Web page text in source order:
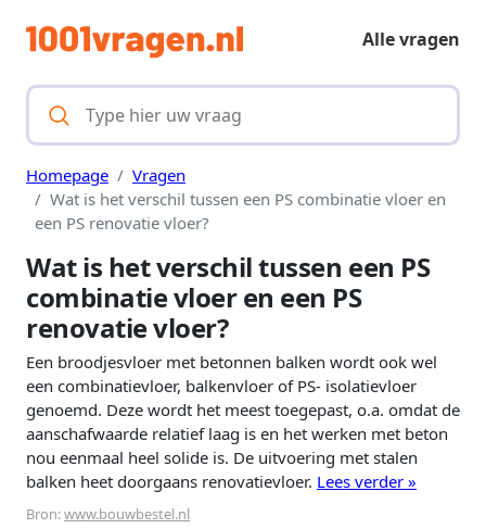
Alle vragen
Homepage
Vragen
Wat is het verschil tussen een PS combinatie vloer en
een PS renovatie vloer?
Wat is het verschil tussen een PS
combinatie vloer en een PS
renovatie vloer?
Een broodjesvloer met betonnen balken wordt ook wel
een combinatievloer, balkenvloer of PS- isolatievloer
genoemd. Deze wordt het meest toegepast, o.a. omdat de
aanschafwaarde relatief laag is en het werken met beton
nou eenmaal heel solide is. De uitvoering met stalen
balken heet doorgaans renovatievloer. Lees verder »
Bron:www.bouwbestel.nl